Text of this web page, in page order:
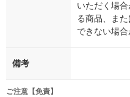
いただく場
る商品、ま
できない場合
備考
ご注意【免責】